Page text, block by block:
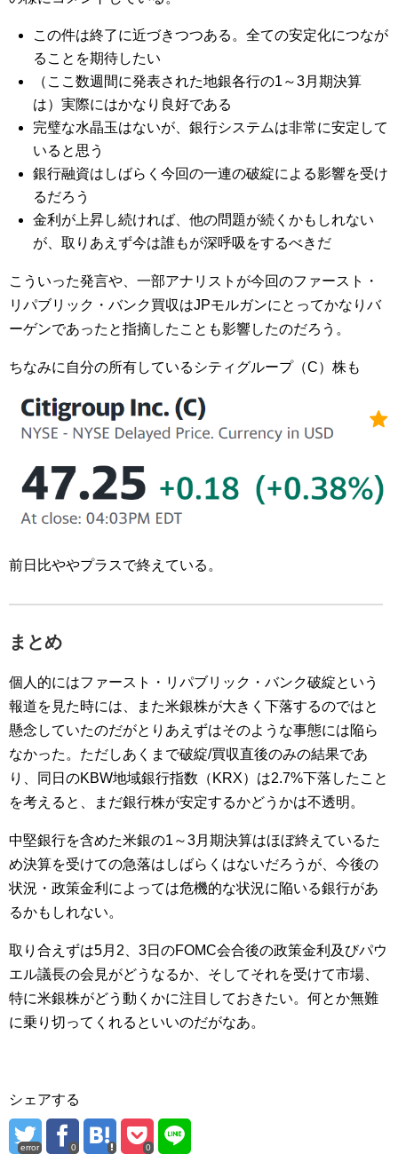
この件は終了に近づきつつある。全ての安定化につなが
ることを期待したい
（ここ数週間に発表された地銀各行の1～3月期決算
は）実際にはかなり良好である
完璧な水晶玉はないが、銀行システムは非常に安定して
いると思う
銀行融資はしばらく今回の一連の破綻による影響を受け
るだろう
金利が上昇し続ければ、他の問題が続くかもしれない
が、取りあえず今は誰もが深呼吸をするべきだ
こういった発言や、一部アナリストが今回のファースト・
リパブリック・バンク買収はJPモルガンにとってかなりバ
ーゲンであったと指摘したことも影響したのだろう。
ちなみに自分の所有しているシティグループ（C）株も
前日比ややプラスで終えている。
まとめ
個人的にはファースト・リパブリック・バンク破綻という
報道を見た時には、また米銀株が大きく下落するのではと
懸念していたのだがとりあえずはそのような事態には陥ら
なかった。ただしあくまで破綻/買収直後のみの結果であ
り、同日のKBW地域銀行指数（KRX）は2.7%下落したこと
を考えると、まだ銀行株が安定するかどうかは不透明。
中堅銀行を含めた米銀の1～3月期決算はほぼ終えているた
め決算を受けての急落はしばらくはないだろうが、今後の
状況・政策金利によっては危機的な状況に陥いる銀行があ
るかもしれない。
取り合えずは5月2、3日のFOMC会合後の政策金利及びパウ
エル議長の会見がどうなるか、そしてそれを受けて市場、
特に米銀株がどう動くかに注目しておきたい。何とか無難
に乗り切ってくれるといいのだがなあ。
シェアする
error 0 0